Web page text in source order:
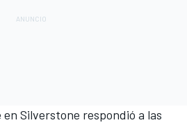
en Silverstone respondió a las